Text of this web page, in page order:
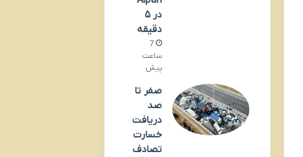
در ۵
دقیقه
7
ساعت
پیش
صفر تا
صد
دریافت
خسارت
تصادف